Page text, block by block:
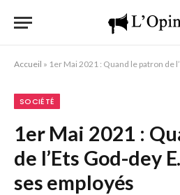
Accueil » 1er Mai 2021 : Quand le patron de l’Ets
SOCIÉTÉ
1er Mai 2021 :
de l’Ets God-dey
ses employés